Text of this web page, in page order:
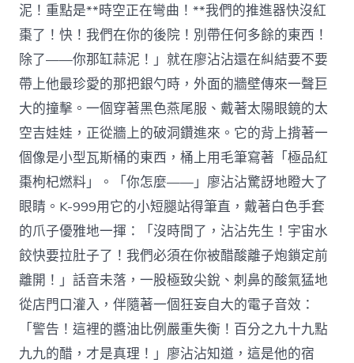
泥！重點是**時空正在彎曲！**我們的推進器快沒紅
棗了！快！我們在你的後院！別帶任何多餘的東西！
除了——你那缸蒜泥！」就在廖沾沾還在糾結要不要
帶上他最珍愛的那把銀勺時，外面的牆壁傳來一聲巨
大的撞擊。一個穿著黑色燕尾服、戴著太陽眼鏡的太
空吉娃娃，正從牆上的破洞鑽進來。它的背上揹著一
個像是小型瓦斯桶的東西，桶上用毛筆寫著「極品紅
棗枸杞燃料」。「你怎麼——」廖沾沾驚訝地瞪大了
眼睛。K-999用它的小短腿站得筆直，戴著白色手套
的爪子優雅地一揮：「沒時間了，沾沾先生！宇宙水
餃快要拉肚子了！我們必須在你被醋酸離子炮鎖定前
離開！」話音未落，一股極致尖銳、刺鼻的酸氣猛地
從店門口灌入，伴隨著一個狂妄自大的電子音效：
「警告！這裡的醬油比例嚴重失衡！百分之九十九點
九九的醋，才是真理！」廖沾沾知道，這是他的宿